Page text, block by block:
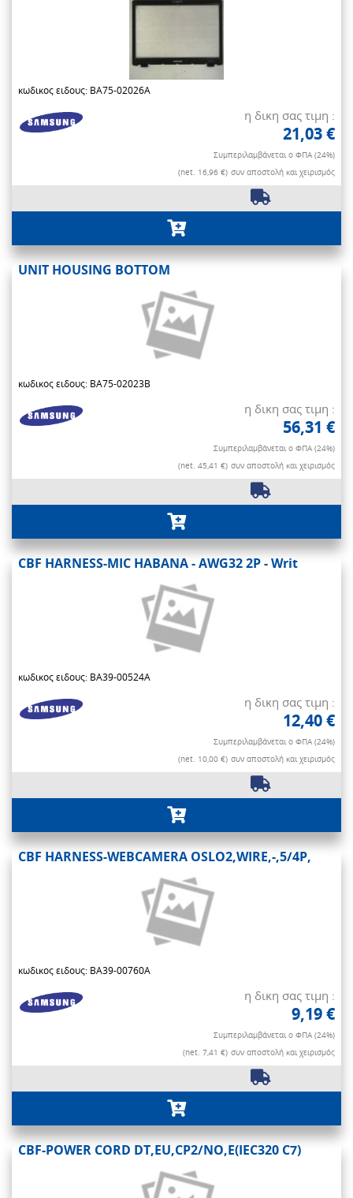
κωδικος ειδους: BA75-02026A
η δικη σας τιμη :
21,03 €
Συμπεριλαμβάνεται ο ΦΠΑ (24%)
(net. 16,96 €) συν αποστολή και χειρισμός
UNIT HOUSING BOTTOM
κωδικος ειδους: BA75-02023B
η δικη σας τιμη :
56,31 €
Συμπεριλαμβάνεται ο ΦΠΑ (24%)
(net. 45,41 €) συν αποστολή και χειρισμός
CBF HARNESS-MIC HABANA - AWG32 2P - Writ
κωδικος ειδους: BA39-00524A
η δικη σας τιμη :
12,40 €
Συμπεριλαμβάνεται ο ΦΠΑ (24%)
(net. 10,00 €) συν αποστολή και χειρισμός
CBF HARNESS-WEBCAMERA OSLO2,WIRE,-,5/4P,
κωδικος ειδους: BA39-00760A
η δικη σας τιμη :
9,19 €
Συμπεριλαμβάνεται ο ΦΠΑ (24%)
(net. 7,41 €) συν αποστολή και χειρισμός
CBF-POWER CORD DT,EU,CP2/NO,E(IEC320 C7)